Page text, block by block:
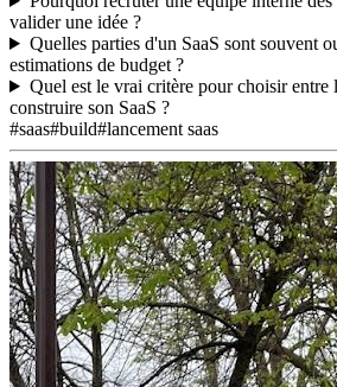
valider une idée ?
Quelles parties d'un SaaS sont souvent
estimations de budget ?
Quel est le vrai critère pour choisir entre
construire son SaaS ?
#saas#build#lancement saas